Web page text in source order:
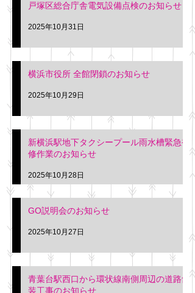
戸塚区総合庁舎電気設備点検のお知らせ
2025年10月31日
横浜市役所 全館閉鎖のお知らせ
2025年10月29日
新横浜駅地下タクシープール雨水槽緊急補
修作業のお知らせ
2025年10月28日
GO説明会のお知らせ
2025年10月27日
青葉台駅西口から環状線南側周辺の道路舗
装工事のお知らせ